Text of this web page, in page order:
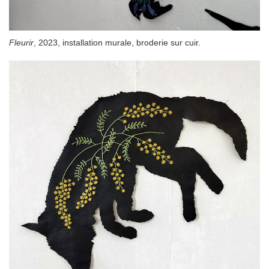
Fleurir, 2023, installation murale, broderie sur cuir.